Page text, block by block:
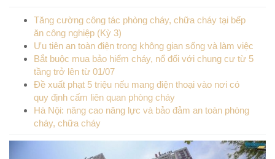
Tăng cường công tác phòng cháy, chữa cháy tại bếp
ăn công nghiệp (Kỳ 3)
Ưu tiên an toàn điện trong không gian sống và làm việc
Bắt buộc mua bảo hiểm cháy, nổ đối với chung cư từ 5
tầng trở lên từ 01/07
Đề xuất phạt 5 triệu nếu mang điện thoại vào nơi có
quy định cấm liên quan phòng cháy
Hà Nội: nâng cao năng lực và bảo đảm an toàn phòng
cháy, chữa cháy